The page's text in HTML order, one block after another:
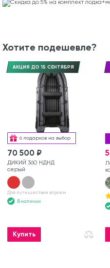
Хотите подешевле?
6 подарков на выбор
АКЦИЯ ДО 15 СЕНТЯБРЯ
70 500 ₽
ДИКИЙ 360 НДНД
серый
Для путешествия втроем
В наличии
Купить